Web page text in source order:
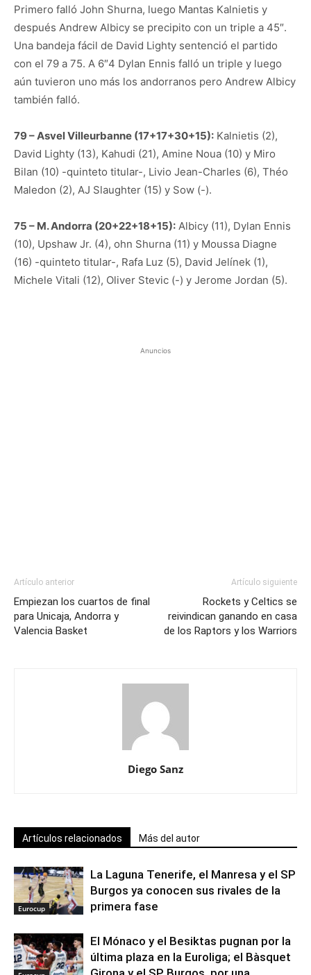
Primero falló John Shurna, luego Mantas Kalnietis y
después Andrew Albicy se precipito con un triple a 45″.
Una bandeja fácil de David Lighty sentenció el partido
con el 79 a 75. A 6″4 Dylan Ennis falló un triple y luego
aún tuvieron uno más los andorranos pero Andrew Albicy
también falló.
79 – Asvel Villeurbanne (17+17+30+15): Kalnietis (2),
David Lighty (13), Kahudi (21), Amine Noua (10) y Miro
Bilan (10) -quinteto titular-, Livio Jean-Charles (6), Théo
Maledon (2), AJ Slaughter (15) y Sow (-).
75 – M. Andorra (20+22+18+15): Albicy (11), Dylan Ennis
(10), Upshaw Jr. (4), ohn Shurna (11) y Moussa Diagne
(16) -quinteto titular-, Rafa Luz (5), David Jelínek (1),
Michele Vitali (12), Oliver Stevic (-) y Jerome Jordan (5).
Anuncios
Artículo anterior
Empiezan los cuartos de final
para Unicaja, Andorra y
Valencia Basket
Artículo siguiente
Rockets y Celtics se
reivindican ganando en casa
de los Raptors y los Warriors
Diego Sanz
Artículos relacionados Más del autor
Eurocup
La Laguna Tenerife, el Manresa y el SP
Burgos ya conocen sus rivales de la
primera fase
El Mónaco y el Besiktas pugnan por la
última plaza en la Euroliga; el Bàsquet